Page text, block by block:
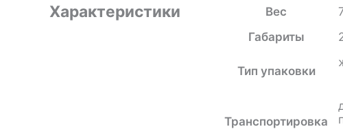
Характеристики Вес
Габариты
Тип упаковки
Транспортировка